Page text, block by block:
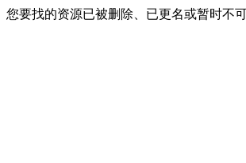
您要找的资源已被删除、已更名或暂时不